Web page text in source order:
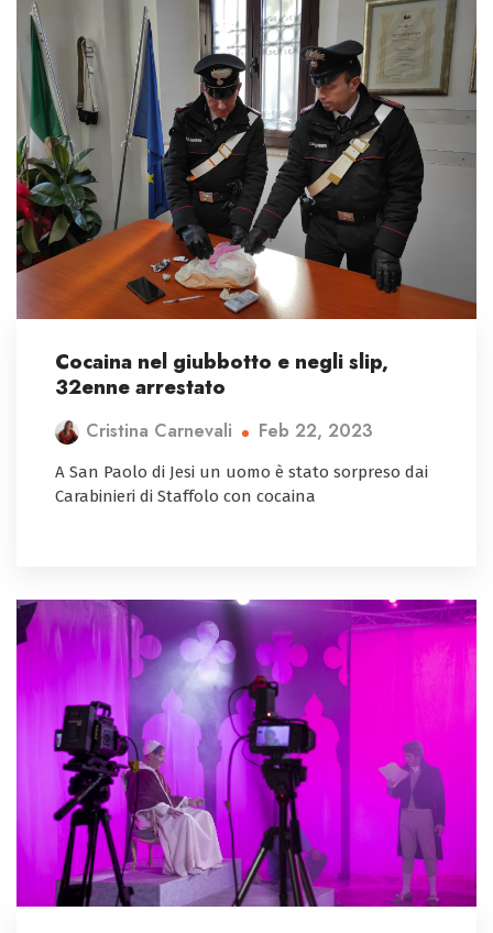
Cocaina nel giubbotto e negli slip,
32enne arrestato
Cristina Carnevali Feb 22, 2023
A San Paolo di Jesi un uomo è stato sorpreso dai
Carabinieri di Staffolo con cocaina